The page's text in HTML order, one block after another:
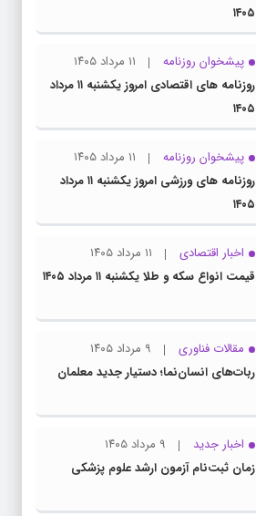
۱۴۰۵
پیشخوان روزنامه
۱۱ مرداد ۱۴۰۵
روزنامه های اقتصادی امروز یکشنبه ۱۱ مرداد
۱۴۰۵
پیشخوان روزنامه
۱۱ مرداد ۱۴۰۵
روزنامه های ورزشی امروز یکشنبه ۱۱ مرداد
۱۴۰۵
اخبار اقتصادی
۱۱ مرداد ۱۴۰۵
قیمت انواع سکه و طلا یکشنبه ۱۱ مرداد ۱۴۰۵
مقالات فناوری
۹ مرداد ۱۴۰۵
ربات‌های انسان‌نما؛ دستیار جدید معلمان
اخبار جدید
۹ مرداد ۱۴۰۵
زمان ثبت‌نام آزمون ارشد علوم پزشکی